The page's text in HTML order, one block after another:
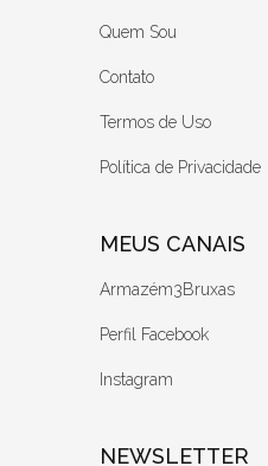
Quem Sou
Contato
Termos de Uso
Política de Privacidade
MEUS CANAIS
Armazém3Bruxas
Perfil Facebook
Instagram
NEWSLETTER